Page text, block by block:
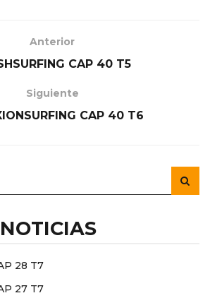
Anterior
CAP 40 T5
Siguiente
CAP 40 T6
28 T7
27 T7